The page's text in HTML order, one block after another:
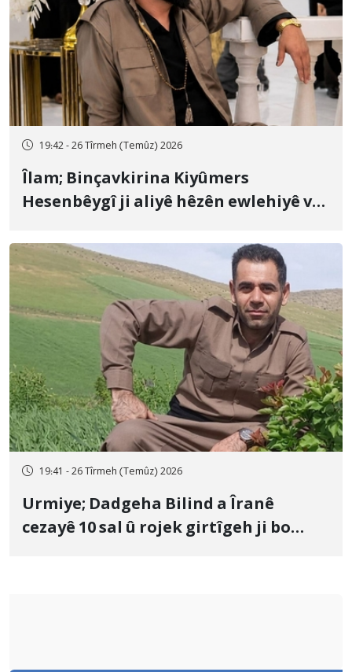
19:42 - 26 Tîrmeh (Temûz) 2026
Îlam; Binçavkirina Kiyûmers
Hesenbêygî ji aliyê hêzên ewlehiyê ve
19:41 - 26 Tîrmeh (Temûz) 2026
Urmiye; Dadgeha Bilind a Îranê
cezayê 10 sal û rojek girtîgeh ji bo